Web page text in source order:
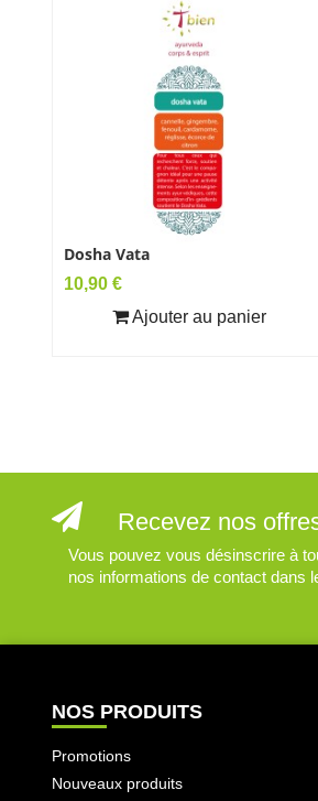
Dosha Vata
Prix
10,90 €
Ajouter au panier
Recevez nos
Vous pouvez vous désinscrire à
nos informations de contact dans
NOS PRODUITS
Promotions
Nouveaux produits